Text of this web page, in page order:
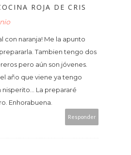
ROJA DE CRIS
con naranja! Me la apunto
Tambien tengo dos
pero aún son jóvenes.
año que viene ya tengo
nisperito... La prepararé
Enhorabuena.
Responder